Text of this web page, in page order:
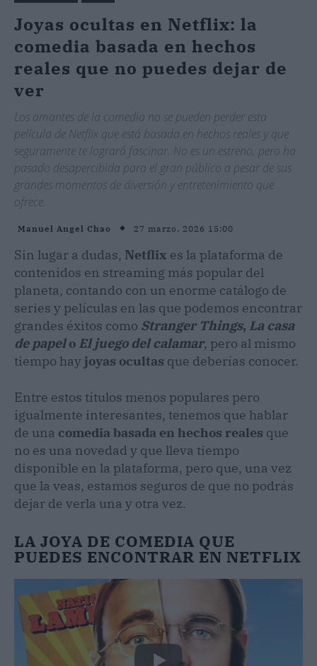
Joyas ocultas en Netflix: la
comedia basada en hechos
reales que no puedes dejar de
ver
Los amantes de la comedia no se pueden perder esta
película de Netflix que está basada en hechos reales y que
seguramente te logrará fascinar. No es un estreno, pero ha
pasado desapercibida para el gran público a pesar de sus
grandes momentos de diversión y entretenimiento que
ofrece.
Manuel Angel Chao 27 marzo, 2026 15:00
Sin lugar a dudas, Netflix es la plataforma de
contenidos en streaming más popular del
planeta, contando con un enorme catálogo de
series y películas en las que podemos encontrar
grandes éxitos como Stranger Things, La casa
de papelo El juego del calamar, pero al mismo
tiempo hay joyas ocultas que deberías conocer.
Entre estos títulos menos populares pero
igualmente interesantes, tenemos que hablar
de una comedia basada en hechos reales que
no es una novedad y que lleva tiempo
disponible en la plataforma, pero que, una vez
que la veas, estamos seguros de que no podrás
dejar de verla una y otra vez.
LA JOYA DE COMEDIA QUE
PUEDES ENCONTRAR EN NETFLIX